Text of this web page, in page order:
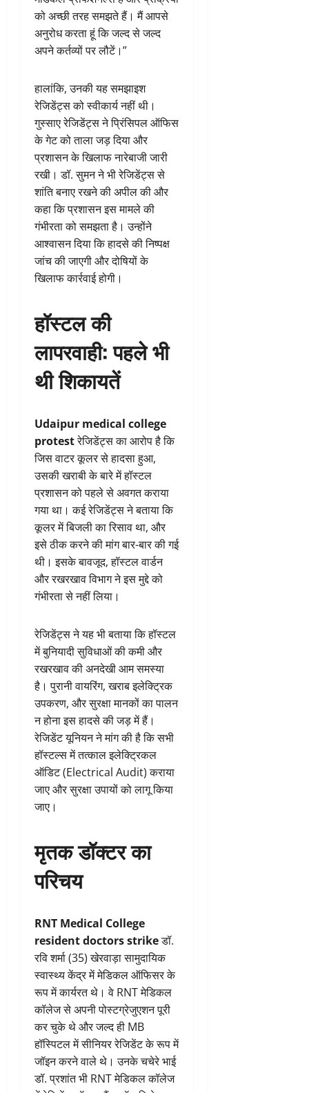
को अच्छी तरह समझते हैं। मैं आपसे
अनुरोध करता हूं कि जल्द से जल्द
अपने कर्तव्यों पर लौटें।”
हालांकि, उनकी यह समझाइश
रेजिडेंट्स को स्वीकार्य नहीं थी।
गुस्साए रेजिडेंट्स ने प्रिंसिपल ऑफिस
के गेट को ताला जड़ दिया और
प्रशासन के खिलाफ नारेबाजी जारी
रखी। डॉ. सुमन ने भी रेजिडेंट्स से
शांति बनाए रखने की अपील की और
कहा कि प्रशासन इस मामले की
गंभीरता को समझता है। उन्होंने
आश्वासन दिया कि हादसे की निष्पक्ष
जांच की जाएगी और दोषियों के
खिलाफ कार्रवाई होगी।
हॉस्टल की
लापरवाही: पहले भी
थी शिकायतें
Udaipur medical college
protestरेजिडेंट्स का आरोप है कि
जिस वाटर कूलर से हादसा हुआ,
उसकी खराबी के बारे में हॉस्टल
प्रशासन को पहले से अवगत कराया
गया था। कई रेजिडेंट्स ने बताया कि
कूलर में बिजली का रिसाव था, और
इसे ठीक करने की मांग बार-बार की गई
थी। इसके बावजूद, हॉस्टल वार्डन
और रखरखाव विभाग ने इस मुद्दे को
गंभीरता से नहीं लिया।
रेजिडेंट्स ने यह भी बताया कि हॉस्टल
में बुनियादी सुविधाओं की कमी और
रखरखाव की अनदेखी आम समस्या
है। पुरानी वायरिंग, खराब इलेक्ट्रिक
उपकरण, और सुरक्षा मानकों का पालन
न होना इस हादसे की जड़ में हैं।
रेजिडेंट यूनियन ने मांग की है कि सभी
हॉस्टल्स में तत्काल इलेक्ट्रिकल
ऑडिट (Electrical Audit) कराया
जाए और सुरक्षा उपायों को लागू किया
जाए।
मृतक डॉक्टर का
परिचय
RNT Medical College
resident doctors strikeडॉ.
रवि शर्मा (35) खेरवाड़ा सामुदायिक
स्वास्थ्य केंद्र में मेडिकल ऑफिसर के
रूप में कार्यरत थे। वे RNT मेडिकल
कॉलेज से अपनी पोस्टग्रेजुएशन पूरी
कर चुके थे और जल्द ही MB
हॉस्पिटल में सीनियर रेजिडेंट के रूप में
जॉइन करने वाले थे। उनके चचेरे भाई
डॉ. प्रशांत भी RNT मेडिकल कॉलेज